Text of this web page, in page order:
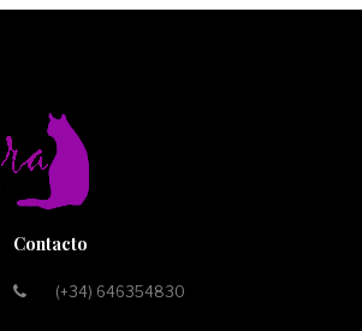
Contacto
(+34) 646354830